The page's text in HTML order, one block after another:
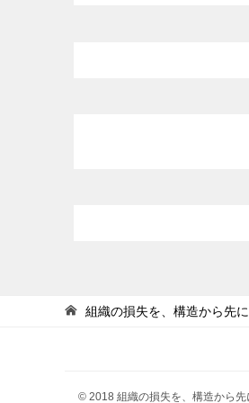
組織の損失を、構造から先に
© 2018 組織の損失を、構造から先